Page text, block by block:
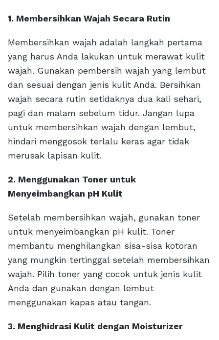
1. Membersihkan Wajah Secara Rutin
Membersihkan wajah adalah langkah pertama
yang harus Anda lakukan untuk merawat kulit
wajah. Gunakan pembersih wajah yang lembut
dan sesuai dengan jenis kulit Anda. Bersihkan
wajah secara rutin setidaknya dua kali sehari,
pagi dan malam sebelum tidur. Jangan lupa
untuk membersihkan wajah dengan lembut,
hindari menggosok terlalu keras agar tidak
merusak lapisan kulit.
2. Menggunakan Toner untuk
Menyeimbangkan pH Kulit
Setelah membersihkan wajah, gunakan toner
untuk menyeimbangkan pH kulit. Toner
membantu menghilangkan sisa-sisa kotoran
yang mungkin tertinggal setelah membersihkan
wajah. Pilih toner yang cocok untuk jenis kulit
Anda dan gunakan dengan lembut
menggunakan kapas atau tangan.
3. Menghidrasi Kulit dengan Moisturizer